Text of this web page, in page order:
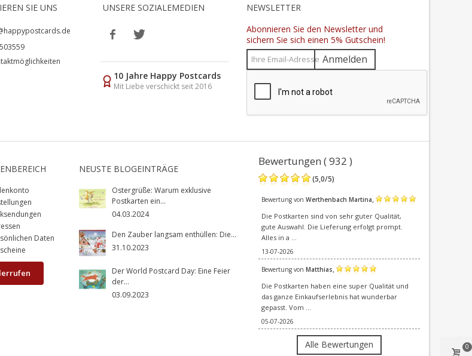
SIE UNS UNSERE SOZIALEMEDIEN
10 Jahre Happy Postcards
Mit Liebe verschickt seit 2016
NEWSLETTER
Abonnieren Sie den Newsletter und
sichern Sie sich einen 5% Gutschein!
Anmelden
Daten
NEUSTE BLOGEINTRÄGE
Ostergrüße: Warum exklusive
Postkarten ein...
04.03.2024
Den Zauber langsam enthüllen: Die...
31.10.2023
Der World Postcard Day: Eine Feier
der...
03.09.2023
Bewertungen ( 932 )
(5,0/5)
Bewertung von Werthenbach Martina,
Die Postkarten sind von sehr guter Qualität,
gute Auswahl. Die Lieferung erfolgt prompt.
Alles in a ...
13-07-2026
Bewertung von Matthias,
Die Postkarten haben eine super Qualität und
das ganze Einkaufserlebnis hat wunderbar
gepasst. Vom ...
05-07-2026
Alle Bewertungen 0